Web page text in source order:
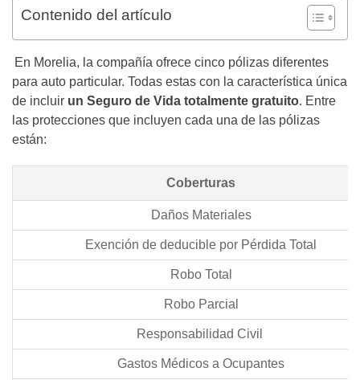
Contenido del artículo
En Morelia, la compañía ofrece cinco pólizas diferentes
para auto particular. Todas estas con la característica única
de incluir un Seguro de Vida totalmente gratuito. Entre
las protecciones que incluyen cada una de las pólizas
están:
Coberturas
Daños Materiales
Exención de deducible por Pérdida Total
Robo Total
Robo Parcial
Responsabilidad Civil
Gastos Médicos a Ocupantes